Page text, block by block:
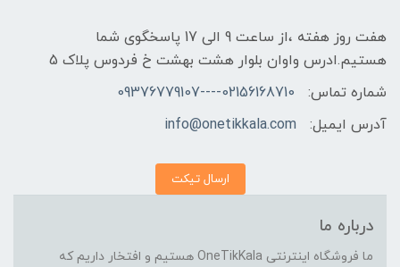
هفت روز هفته ،از ساعت 9 الی 17 پاسخگوی شما
هستیم.ادرس واوان بلوار هشت بهشت خ فردوس پلاک 5
شماره تماس:
02156168710----09376779107
آدرس ایمیل:
info@onetikkala.com
ارسال تیکت
درباره ما
ما فروشگاه اینترنتی OneTikKala هستیم و افتخار داریم که